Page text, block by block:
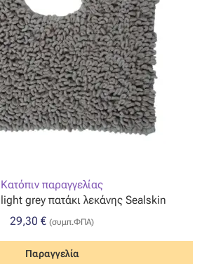
Κατόπιν παραγγελίας
grey πατάκι λεκάνης Sealskin
29,30 € (συμπ.ΦΠΑ)
Παραγγελία